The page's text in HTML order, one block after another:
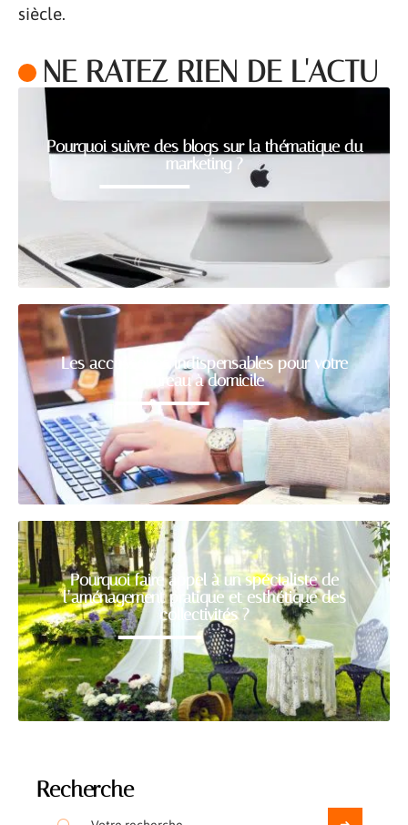
siècle.
NE RATEZ RIEN DE L'ACTU
Pourquoi suivre des blogs sur la thématique du
marketing ?
Les accessoires indispensables pour votre
bureau à domicile
Pourquoi faire appel à un spécialiste de
l’aménagement pratique et esthétique des
collectivités ?
Recherche